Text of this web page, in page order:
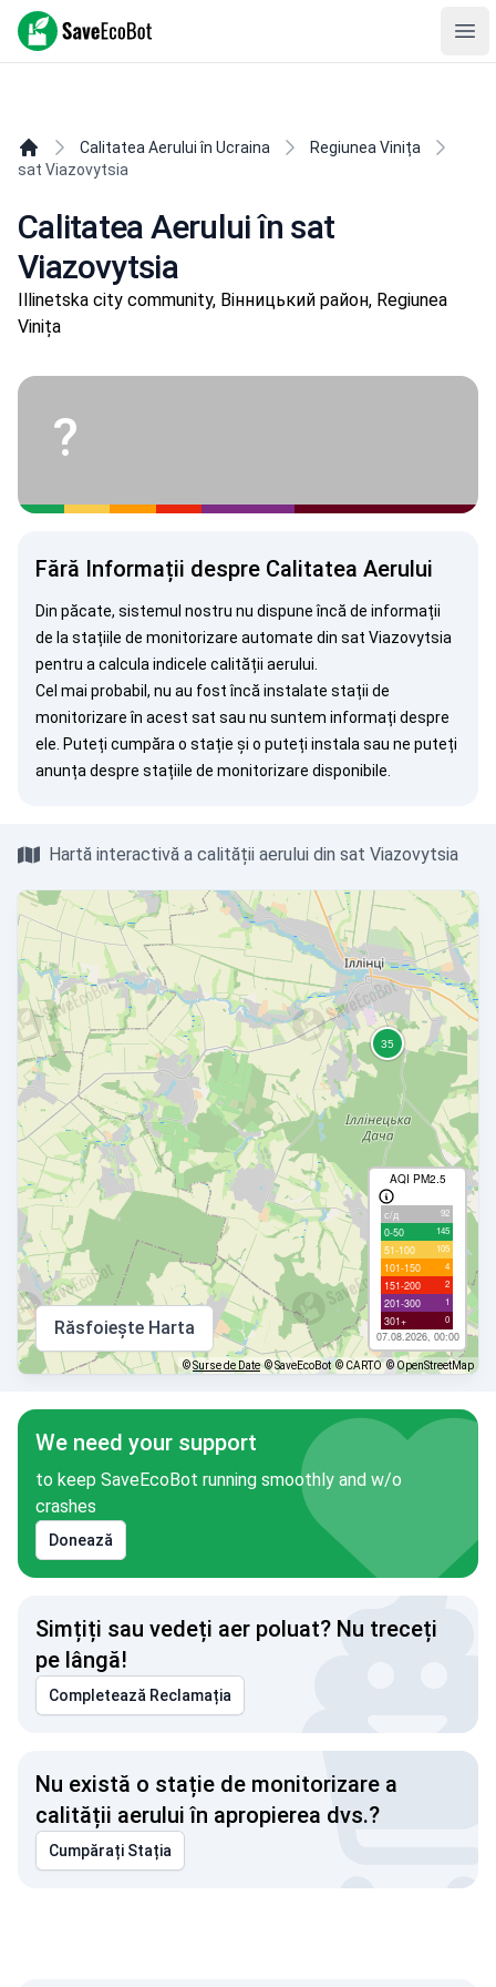
SaveEcoBot
Calitatea Aerului în Ucraina
Regiunea Vinița
sat Viazovytsia
Calitatea Aerului în sat
Viazovytsia
Illinetska city community, Вінницький район, Regiunea
Vinița
?
Fără Informații despre Calitatea Aerului
Din păcate, sistemul nostru nu dispune încă de informații
de la stațiile de monitorizare automate din sat Viazovytsia
pentru a calcula indicele calității aerului.
Cel mai probabil, nu au fost încă instalate stații de
monitorizare în acest sat sau nu suntem informați despre
ele. Puteți cumpăra o stație și o puteți instala sau ne puteți
anunța despre stațiile de monitorizare disponibile.
Hartă interactivă a calității aerului din sat Viazovytsia
AQI PM2.5
с/д 92
0-50 145
51-100 105
101-150 4
151-200 2
201-300 1
301+ 0
07.08.2026, 00:00
Răsfoiește Harta
©Surse de Date © SaveEcoBot © CARTO © OpenStreetMap
We need your support
to keep SaveEcoBot running smoothly and w/o
crashes
Donează
Simțiți sau vedeți aer poluat? Nu treceți
pe lângă!
Completează Reclamația
Nu există o stație de monitorizare a
calității aerului în apropierea dvs.?
Cumpărați Stația